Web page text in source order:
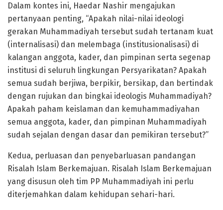
Dalam kontes ini, Haedar Nashir mengajukan
pertanyaan penting, “Apakah nilai-nilai ideologi
gerakan Muhammadiyah tersebut sudah tertanam kuat
(internalisasi) dan melembaga (institusionalisasi) di
kalangan anggota, kader, dan pimpinan serta segenap
institusi di seluruh lingkungan Persyarikatan? Apakah
semua sudah berjiwa, berpikir, bersikap, dan bertindak
dengan rujukan dan bingkai ideologis Muhammadiyah?
Apakah paham keislaman dan kemuhammadiyahan
semua anggota, kader, dan pimpinan Muhammadiyah
sudah sejalan dengan dasar dan pemikiran tersebut?”
Kedua, perluasan dan penyebarluasan pandangan
Risalah Islam Berkemajuan. Risalah Islam Berkemajuan
yang disusun oleh tim PP Muhammadiyah ini perlu
diterjemahkan dalam kehidupan sehari-hari.